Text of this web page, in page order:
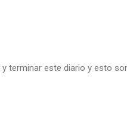
terminar este diario y esto